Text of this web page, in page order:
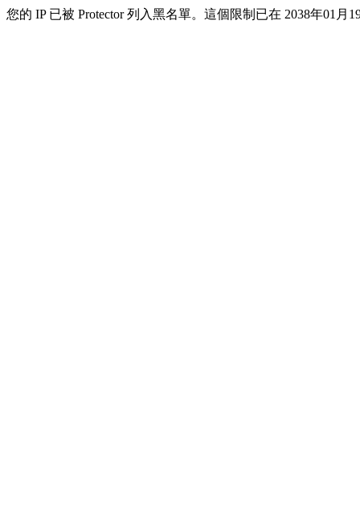
您的 IP 已被 Protector 列入黑名單。這個限制已在 2038年01月